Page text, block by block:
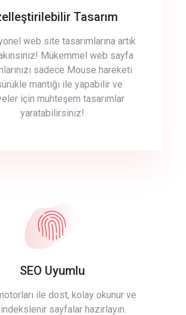
Tasarım
web site tasarımlarına artık
Mükemmel web sayfa
sadece Mouse hareketi
mantığı ile yapabilir ve
için muhteşem tasarımlar
yaratabilirsiniz!
SEO Uyumlu
ile dost, kolay okunur ve
sayfalar hazırlayın.